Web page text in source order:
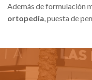
Además de formulación
ortopedia , puesta de